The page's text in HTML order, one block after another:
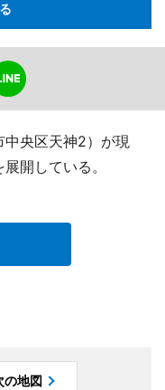
中央区天神2）が現
開している。
の地図